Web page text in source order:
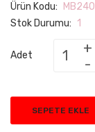
Ürün Kodu:
Stok Durumu: 1
Adet
SEPETE EKLE